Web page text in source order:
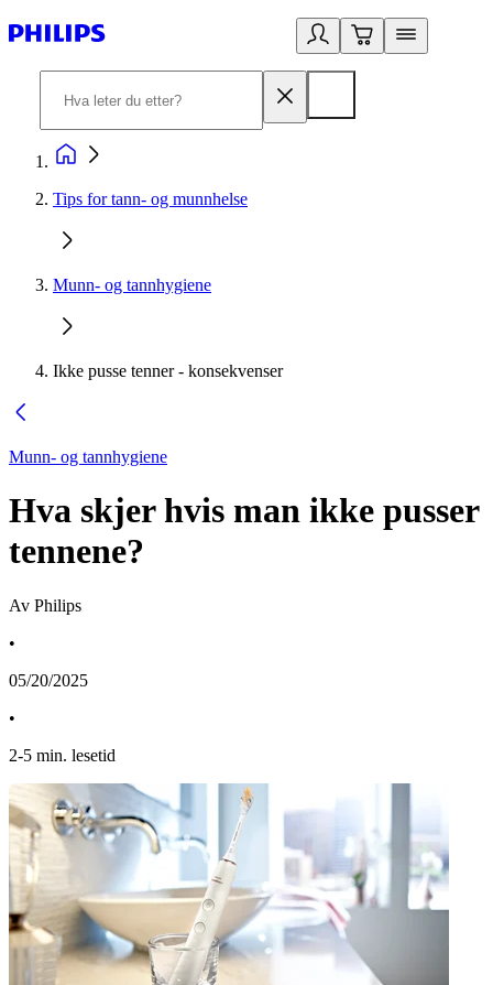
Tips for tann- og munnhelse
Munn- og tannhygiene
Ikke pusse tenner - konsekvenser
Munn- og tannhygiene
Hva skjer hvis man ikke pusser
tennene?
Av Philips
•
05/20/2025
•
2-5 min. lesetid